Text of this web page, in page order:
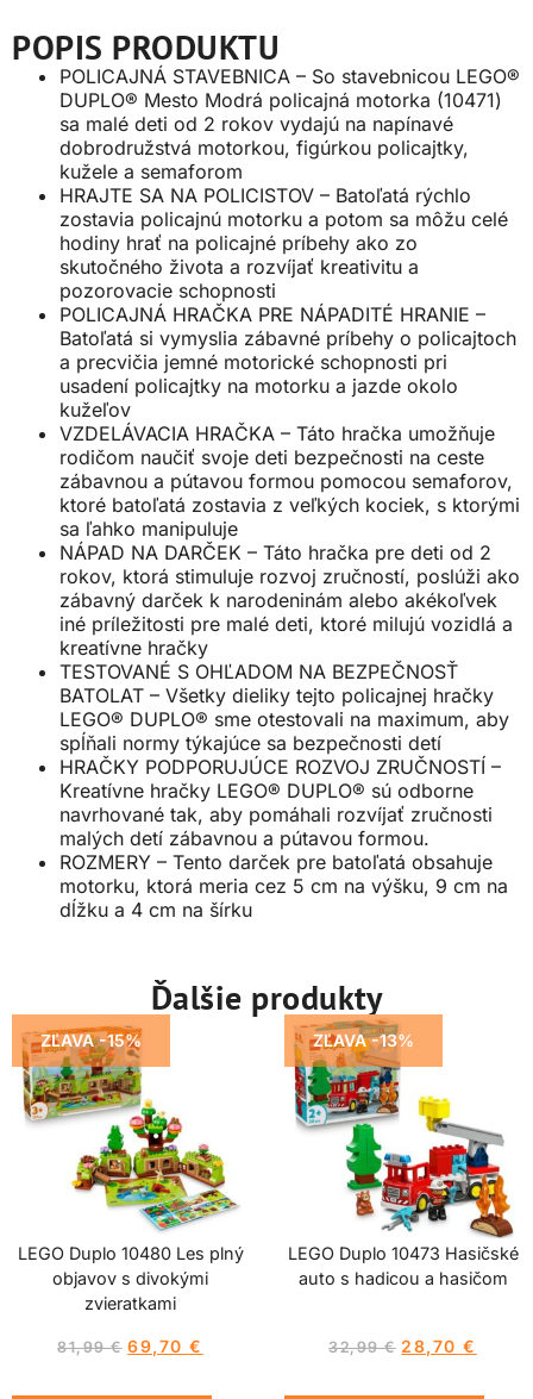
POPIS PRODUKTU
POLICAJNÁ STAVEBNICA – So stavebnicou LEGO®
DUPLO® Mesto Modrá policajná motorka (10471)
sa malé deti od 2 rokov vydajú na napínavé
dobrodružstvá motorkou, figúrkou policajtky,
kužele a semaforom
HRAJTE SA NA POLICISTOV – Batoľatá rýchlo
zostavia policajnú motorku a potom sa môžu celé
hodiny hrať na policajné príbehy ako zo
skutočného života a rozvíjať kreativitu a
pozorovacie schopnosti
POLICAJNÁ HRAČKA PRE NÁPADITÉ HRANIE –
Batoľatá si vymyslia zábavné príbehy o policajtoch
a precvičia jemné motorické schopnosti pri
usadení policajtky na motorku a jazde okolo
kužeľov
VZDELÁVACIA HRAČKA – Táto hračka umožňuje
rodičom naučiť svoje deti bezpečnosti na ceste
zábavnou a pútavou formou pomocou semaforov,
ktoré batoľatá zostavia z veľkých kociek, s ktorými
sa ľahko manipuluje
NÁPAD NA DARČEK – Táto hračka pre deti od 2
rokov, ktorá stimuluje rozvoj zručností, poslúži ako
zábavný darček k narodeninám alebo akékoľvek
iné príležitosti pre malé deti, ktoré milujú vozidlá a
kreatívne hračky
TESTOVANÉ S OHĽADOM NA BEZPEČNOSŤ
BATOLAT – Všetky dieliky tejto policajnej hračky
LEGO® DUPLO® sme otestovali na maximum, aby
spĺňali normy týkajúce sa bezpečnosti detí
HRAČKY PODPORUJÚCE ROZVOJ ZRUČNOSTÍ –
Kreatívne hračky LEGO® DUPLO® sú odborne
navrhované tak, aby pomáhali rozvíjať zručnosti
malých detí zábavnou a pútavou formou.
ROZMERY – Tento darček pre batoľatá obsahuje
motorku, ktorá meria cez 5 cm na výšku, 9 cm na
dĺžku a 4 cm na šírku
Ďalšie produkty
ZĽAVA -15%
LEGO Duplo 10480 Les plný
objavov s divokými
zvieratkami
81,99€ 69,70€
ZĽAVA -13%
LEGO Duplo 10473 Hasičské
auto s hadicou a hasičom
32,99€ 28,70€